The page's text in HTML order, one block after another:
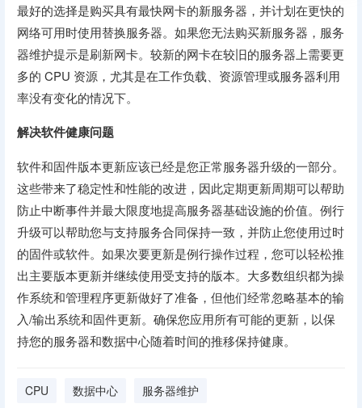
最好的选择是购买具有最快网卡的新服务器，并计划在更快的
网络可用时使用替换服务器。如果您无法购买新服务器，服务
器维护提示是刷新网卡。较新的网卡在较旧的服务器上需要更
多的 CPU 资源，尤其是在工作负载、资源管理或服务器利用
率没有变化的情况下。
解决软件健康问题
软件和固件版本更新应该已经是您正常服务器升级的一部分。
这些带来了稳定性和性能的改进，因此定期更新周期可以帮助
防止中断事件并最大限度地提高服务器基础设施的价值。例行
升级可以帮助您与支持服务合同保持一致，并防止您使用过时
的固件或软件。如果次要更新是例行操作过程，您可以轻松推
出主要版本更新并继续使用受支持的版本。大多数组织都为操
作系统和管理程序更新做好了准备，但他们经常忽略基本的输
入/输出系统和固件更新。确保您应用所有可能的更新，以保
持您的服务器和数据中心随着时间的推移保持健康。
CPU 数据中心 服务器维护